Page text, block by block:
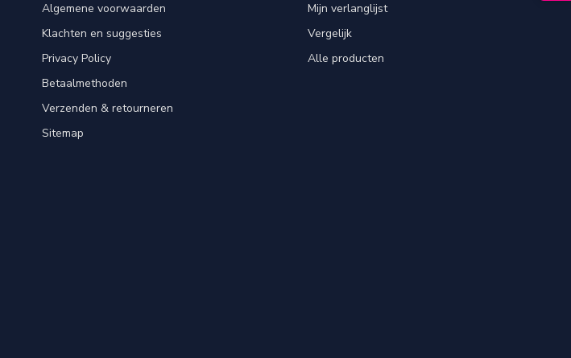
Algemene voorwaarden
Klachten en suggesties
Privacy Policy
Betaalmethoden
Verzenden & retourneren
Sitemap
Mijn verlanglijst
Vergelijk
Alle producten